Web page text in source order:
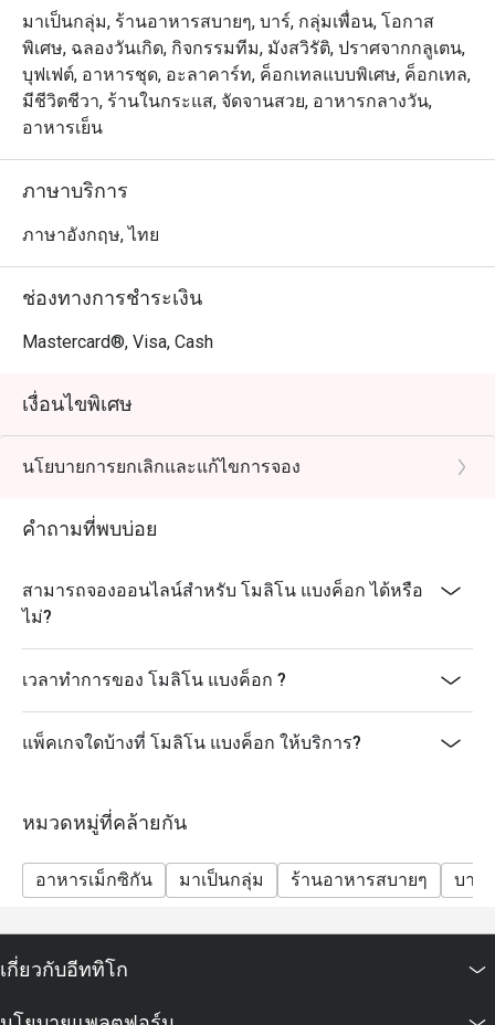
มาเป็นกลุ่ม, ร้านอาหารสบายๆ, บาร์, กลุ่มเพื่อน, โอกาส
พิเศษ, ฉลองวันเกิด, กิจกรรมทีม, มังสวิรัติ, ปราศจากกลูเตน,
บุฟเฟต์, อาหารชุด, อะลาคาร์ท, ค็อกเทลแบบพิเศษ, ค็อกเทล,
มีชีวิตชีวา, ร้านในกระแส, จัดจานสวย, อาหารกลางวัน,
อาหารเย็น
ภาษาบริการ
ภาษาอังกฤษ, ไทย
ช่องทางการชำระเงิน
Mastercard®, Visa, Cash
เงื่อนไขพิเศษ
นโยบายการยกเลิกและแก้ไขการจอง
คำถามที่พบบ่อย
สามารถจองออนไลน์สำหรับ โมลิโน แบงค็อก ได้หรือ
ไม่?
เวลาทำการของ โมลิโน แบงค็อก ?
แพ็คเกจใดบ้างที่ โมลิโน แบงค็อก ให้บริการ?
หมวดหมู่ที่คล้ายกัน
อาหารเม็กซิกัน มาเป็นกลุ่ม ร้านอาหารสบายๆ บาร์
เกี่ยวกับอีททิโก